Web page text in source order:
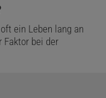
ein Leben lang an
Faktor bei der